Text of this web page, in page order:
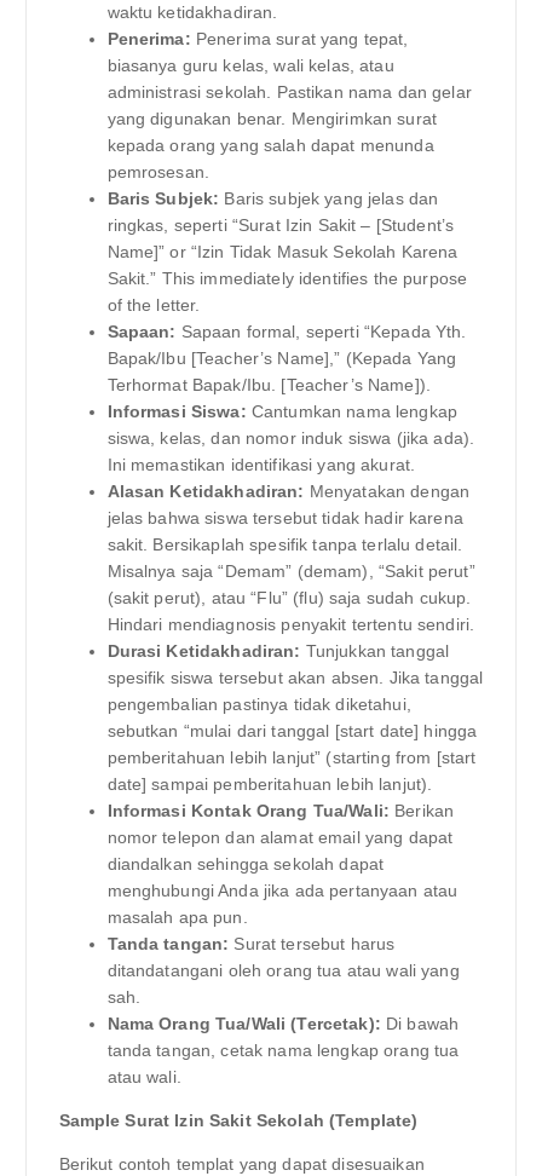
waktu ketidakhadiran.
Penerima: Penerima surat yang tepat,
biasanya guru kelas, wali kelas, atau
administrasi sekolah. Pastikan nama dan gelar
yang digunakan benar. Mengirimkan surat
kepada orang yang salah dapat menunda
pemrosesan.
Baris Subjek: Baris subjek yang jelas dan
ringkas, seperti “Surat Izin Sakit – [Student’s
Name]” or “Izin Tidak Masuk Sekolah Karena
Sakit.” This immediately identifies the purpose
of the letter.
Sapaan: Sapaan formal, seperti “Kepada Yth.
Bapak/Ibu [Teacher’s Name],” (Kepada Yang
Terhormat Bapak/Ibu. [Teacher’s Name]).
Informasi Siswa: Cantumkan nama lengkap
siswa, kelas, dan nomor induk siswa (jika ada).
Ini memastikan identifikasi yang akurat.
Alasan Ketidakhadiran: Menyatakan dengan
jelas bahwa siswa tersebut tidak hadir karena
sakit. Bersikaplah spesifik tanpa terlalu detail.
Misalnya saja “Demam” (demam), “Sakit perut”
(sakit perut), atau “Flu” (flu) saja sudah cukup.
Hindari mendiagnosis penyakit tertentu sendiri.
Durasi Ketidakhadiran: Tunjukkan tanggal
spesifik siswa tersebut akan absen. Jika tanggal
pengembalian pastinya tidak diketahui,
sebutkan “mulai dari tanggal [start date] hingga
pemberitahuan lebih lanjut” (starting from [start
date] sampai pemberitahuan lebih lanjut).
Informasi Kontak Orang Tua/Wali: Berikan
nomor telepon dan alamat email yang dapat
diandalkan sehingga sekolah dapat
menghubungi Anda jika ada pertanyaan atau
masalah apa pun.
Tanda tangan: Surat tersebut harus
ditandatangani oleh orang tua atau wali yang
sah.
Nama Orang Tua/Wali (Tercetak): Di bawah
tanda tangan, cetak nama lengkap orang tua
atau wali.
Sample Surat Izin Sakit Sekolah (Template)
Berikut contoh templat yang dapat disesuaikan